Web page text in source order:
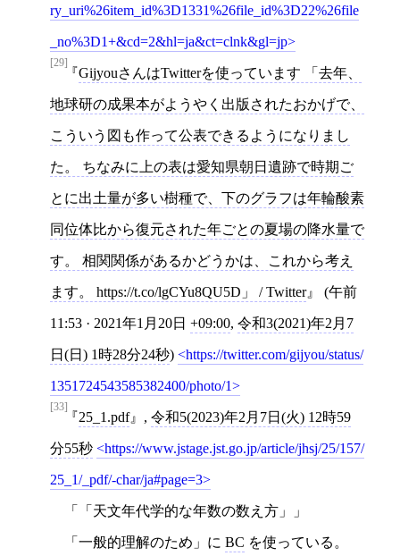
ry_uri%26item_id%3D1331%26file_id%3D22%26file
_no%3D1+&cd=2&hl=ja&ct=clnk&gl=jp
[29]
GijyouさんはTwitterを使っています 「去年、
地球研の成果本がようやく出版されたおかげで、
こういう図も作って公表できるようになりまし
た。 ちなみに上の表は愛知県朝日遺跡で時期ご
とに出土量が多い樹種で、下のグラフは年輪酸素
同位体比から復元された年ごとの夏場の降水量で
す。 相関関係があるかどうかは、これから考え
ます。 https://t.co/lgCYu8QU5D」 / Twitter (午前
11:53 · 2021年1月20日 +09:00, 令和3(2021)年2月7
日(日) 1時28分24秒) https://twitter.com/gijyou/status/
1351724543585382400/photo/1
[33]
25_1.pdf , 令和5(2023)年2月7日(火) 12時59
分55秒 https://www.jstage.jst.go.jp/article/jhsj/25/157/
25_1/_pdf/-char/ja#page=3
「「天文年代学的な年数の数え方」」
「一般的理解のため」に BC を使っている。